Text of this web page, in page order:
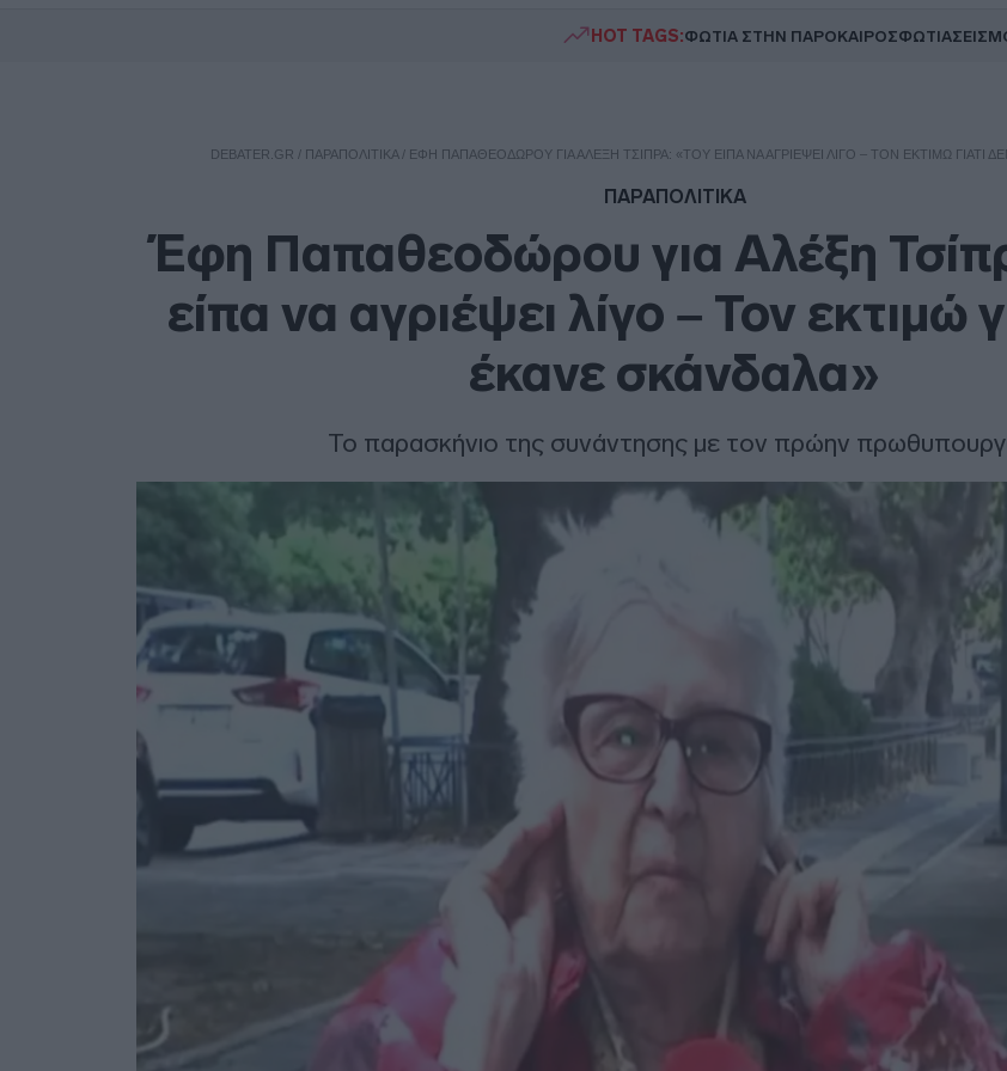
HOT TAGS:ΦΩΤΙΑ ΣΤΗΝ ΠΑΡΟΚΑΙΡΟΣΦΩΤΙΑ
DEBATER.GR / ΠΑΡΑΠΟΛΙΤΙΚΑ/ ΈΦΗ ΠΑΠΑΘΕΟΔΏΡΟΥ ΓΙΑ ΑΛΈΞΗ ΤΣΊΠΡΑ: «ΤΟΥ ΕΊΠΑ ΝΑ ΑΓΡΙΈΨΕΙ ΛΊΓΟ – ΤΟΝ ΕΚΤΙΜΏ ΓΙΑΤΊ
ΠΑΡΑΠΟΛΙΤΙΚΑ
Έφη Παπαθεοδώρου για Αλέξη
είπα να αγριέψει λίγο – Τον εκτιμώ
έκανε σκάνδαλα»
Το παρασκήνιο της συνάντησης με τον πρώην